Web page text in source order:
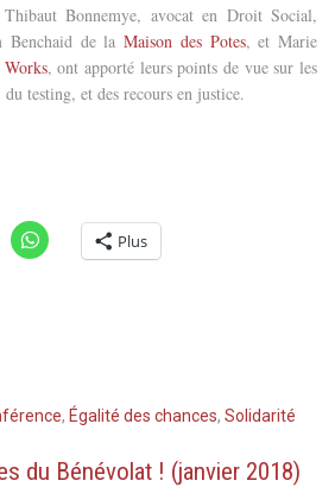
Bonnemye, avocat en Droit Social,
Benchaid de laMaison des Potes, et Marie
, ont apporté leurs points de vue sur les
testing, et des recours en justice.
Plus
, Égalité des chances, Solidarité
du Bénévolat ! (janvier 2018)